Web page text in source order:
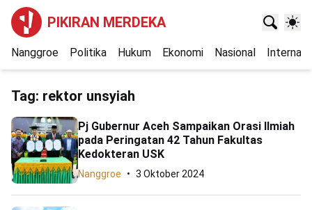
PIKIRAN MERDEKA
Nanggroe Politika Hukum Ekonomi Nasional
Tag: rektor unsyiah
Pj Gubernur Aceh Sampaikan Orasi Ilmiah
pada Peringatan 42 Tahun Fakultas
Kedokteran USK
Nanggroe 3 Oktober 2024